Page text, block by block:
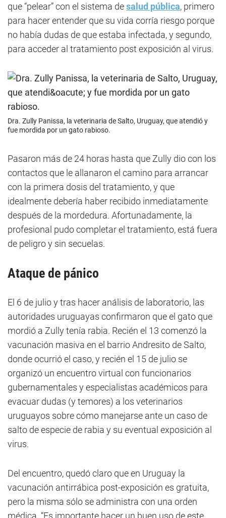
que “pelear” con el sistema desalud pública, primero
para hacer entender que su vida corría riesgo porque
no había dudas de que estaba infectada, y segundo,
para acceder al tratamiento post exposición al virus.
Dra. Zully Panissa, la veterinaria de Salto, Uruguay, que atendió y
fue mordida por un gato rabioso.
Pasaron más de 24 horas hasta que Zully dio con los
contactos que le allanaron el camino para arrancar
con la primera dosis del tratamiento, y que
idealmente debería haber recibido inmediatamente
después de la mordedura. Afortunadamente, la
profesional pudo completar el tratamiento, está fuera
de peligro y sin secuelas.
Ataque de pánico
El 6 de julio y tras hacer análisis de laboratorio, las
autoridades uruguayas confirmaron que el gato que
mordió a Zully tenía rabia. Recién el 13 comenzó la
vacunación masiva en el barrio Andresito de Salto,
donde ocurrió el caso, y recién el 15 de julio se
organizó un encuentro virtual con funcionarios
gubernamentales y especialistas académicos para
evacuar dudas (y temores) a los veterinarios
uruguayos sobre cómo manejarse ante un caso de
salto de especie de rabia y su eventual exposición al
virus.
Del encuentro, quedó claro que en Uruguay la
vacunación antirrábica post-exposición es gratuita,
pero la misma sólo se administra con una orden
médica. “Es importante hacer un buen uso de este